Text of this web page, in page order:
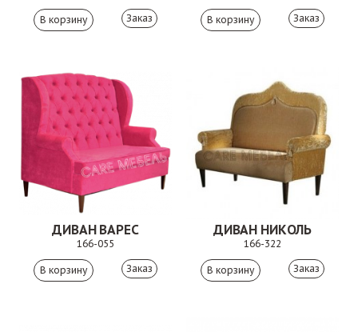
Заказ Заказ
ДИВАН ВАРЕС
166-055
Заказ
ДИВАН НИКОЛЬ
166-322
Заказ